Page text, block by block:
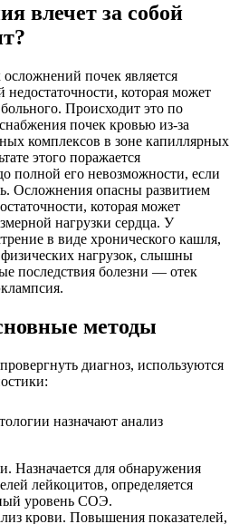
влечет за собой
почек является
недостаточности, которая может
Происходит это по
почек кровью из-за
комплексов в зоне капиллярных
этого поражается
полной его невозможности, если
Осложнения опасны развитием
которая может
нагрузки сердца. У
в виде хронического кашля,
нагрузок, слышны
последствия болезни — отек
методы
диагноз, используются
назначают анализ
Назначается для обнаружения
лейкоцитов, определяется
уровень СОЭ.
крови. Повышения показателей,